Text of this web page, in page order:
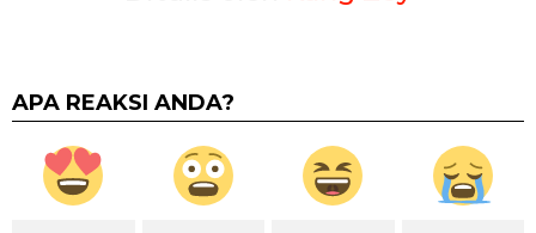
APA REAKSI ANDA?